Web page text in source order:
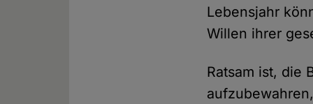
Lebensjahr
Willen ihrer
Ratsam ist, die